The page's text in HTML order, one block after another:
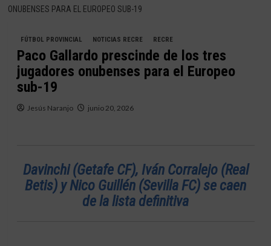
ONUBENSES PARA EL EUROPEO SUB-19
FÚTBOL PROVINCIAL NOTICIAS RECRE RECRE
Paco Gallardo prescinde de los tres
jugadores onubenses para el Europeo
sub-19
Jesús Naranjo junio 20, 2026
Davinchi (Getafe CF), Iván Corralejo (Real
Betis) y Nico Guillén (Sevilla FC) se caen
de la lista definitiva